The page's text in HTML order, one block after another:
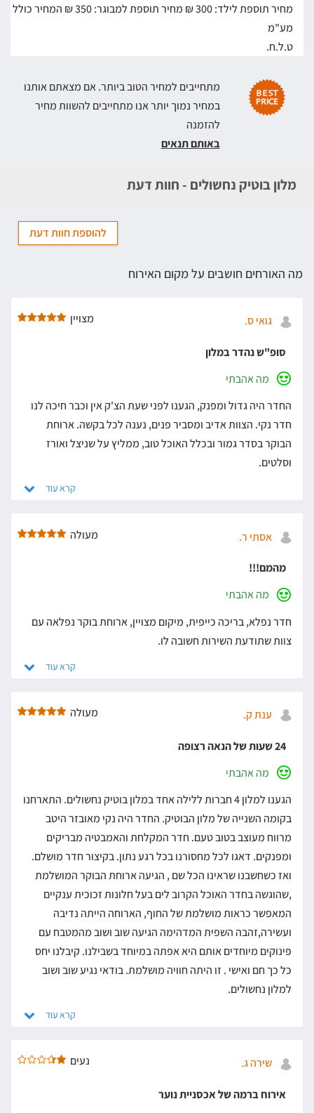
מחיר תוספת לילד: 300 ₪ מחיר תוספת למבוגר: 350 ₪
המחיר כולל
מע"מ
ט.ל.ח.
מתחייבים למחיר הטוב ביותר. אם מצאתם אותנו
במחיר נמוך יותר אנו מתחייבים להשוות מחיר
להזמנה
באותם תנאים
מלון בוטיק נחשולים - חוות דעת
להוספת חוות דעת
מה האורחים חושבים על מקום האירוח
מצויין גואי ס.
סופ"ש נהדר במלון
מה אהבתי
החדר היה גדול ומפנק, הגענו לפני שעת הצ'ק אין וכבר חיכה לנו
חדר נקי. הצוות אדיב ומסביר פנים, נענה לכל בקשה. ארוחת
הבוקר בסדר גמור ובכלל האוכל טוב, ממליץ על שניצל ואורז
וסלטים.
מעולה אסתי ר.
מהמם!!!
מה אהבתי
חדר נפלא, בריכה כייפית, מיקום מצויין, ארוחת בוקר נפלאה עם
צוות שתודעת השירות חשובה לו.
מעולה ענת ק.
24 שעות של הנאה רצופה
מה אהבתי
הגענו למלון 4 חברות ללילה אחד במלון בוטיק נחשולים. התארחנו
בקומה השנייה של מלון הבוטיק. החדר היה נקי מאובזר היטב
מרווח מעוצב בטוב טעם. חדר המקלחת והאמבטיה מבריקים
ומפנקים. דאגו לכל מחסורנו בכל רגע נתון. בקיצור חדר מושלם.
ואז כשחשבנו שראינו הכל שם , הגיעה ארוחת הבוקר המושלמת
,שהוגשה בחדר האוכל הקרוב לים בעל חלונות זכוכית ענקיים
המאפשר כראות מושלמת של החוף, הארוחה הייתה נדיבה
ועשירה,זהבה השפית המדהימה הגיעה שוב ושוב מהמטבח עם
פינוקים מיוחדים אותם היא אפתה במיוחד בשבילנו. קיבלנו יחס
כל כך חם ואישי . זו היתה חוויה מושלמת. בודאי נגיע שוב ושוב
למלון נחשולים.
נעים שירה ג.
אירוח ברמה של אכסניית נוער